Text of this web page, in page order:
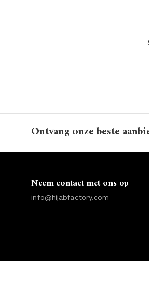
Ontvang onze beste
Neem contact met ons op
info@hijabfactory.com